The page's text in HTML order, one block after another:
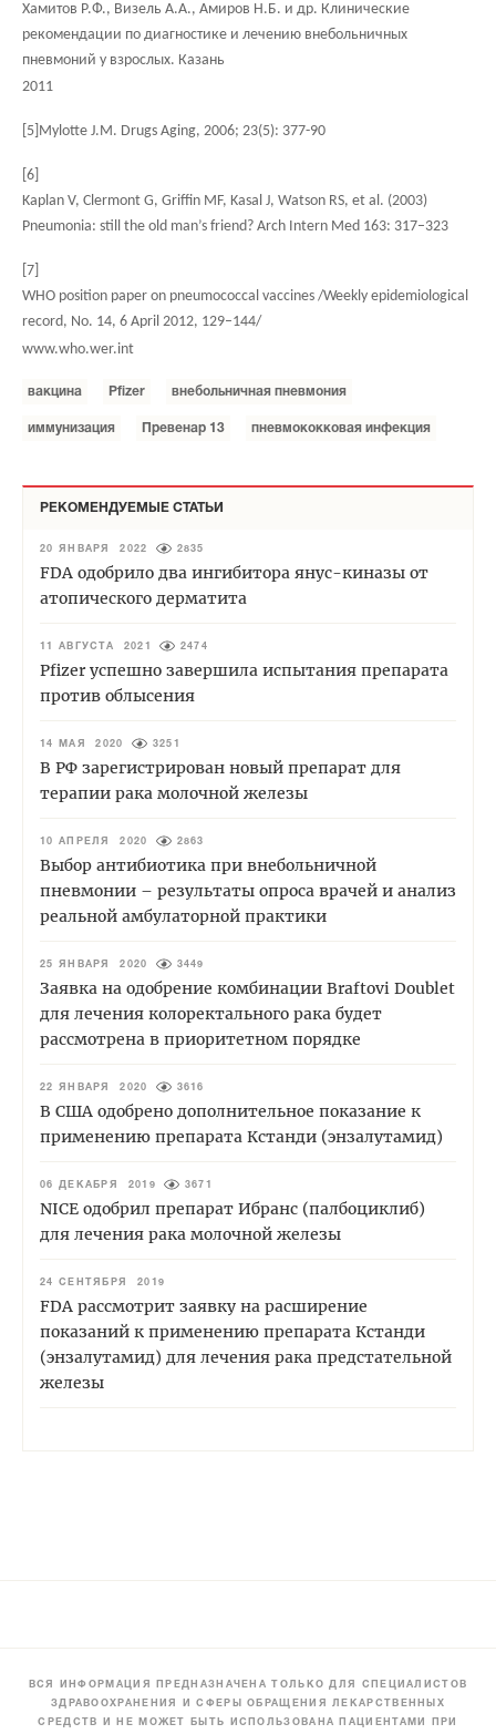
Хамитов Р.Ф., Визель А.А., Амиров Н.Б. и др. Клинические
рекомендации по диагностике и лечению внебольничных
пневмоний у взрослых. Казань
2011
[5] Mylotte J.M. Drugs Aging, 2006; 23(5): 377-90
[6]
Kaplan V, Clermont G, Griffin MF, Kasal J, Watson RS, et al. (2003)
Pneumonia: still the old man’s friend? Arch Intern Med 163: 317–323
[7]
WHO position paper on pneumococcal vaccines /Weekly epidemiological
record, No. 14, 6 April 2012, 129–144/
www.who.wer.int
вакцина Pfizer внебольничная пневмония
иммунизация Превенар 13 пневмококковая инфекция
РЕКОМЕНДУЕМЫЕ СТАТЬИ
20 ЯНВАРЯ 2022 2835
FDA одобрило два ингибитора янус-киназы от
атопического дерматита
11 АВГУСТА 2021 2474
Pfizer успешно завершила испытания препарата
против облысения
14 МАЯ 2020 3251
В РФ зарегистрирован новый препарат для
терапии рака молочной железы
10 АПРЕЛЯ 2020 2863
Выбор антибиотика при внебольничной
пневмонии – результаты опроса врачей и анализ
реальной амбулаторной практики
25 ЯНВАРЯ 2020 3449
Заявка на одобрение комбинации Braftovi Doublet
для лечения колоректального рака будет
рассмотрена в приоритетном порядке
22 ЯНВАРЯ 2020 3616
В США одобрено дополнительное показание к
применению препарата Кстанди (энзалутамид)
06 ДЕКАБРЯ 2019 3671
NICE одобрил препарат Ибранс (палбоциклиб)
для лечения рака молочной железы
24 СЕНТЯБРЯ 2019
FDA рассмотрит заявку на расширение
показаний к применению препарата Кстанди
(энзалутамид) для лечения рака предстательной
железы
ВСЯ ИНФОРМАЦИЯ ПРЕДНАЗНАЧЕНА ТОЛЬКО ДЛЯ СПЕЦИАЛИСТОВ
ЗДРАВООХРАНЕНИЯ И СФЕРЫ ОБРАЩЕНИЯ ЛЕКАРСТВЕННЫХ
СРЕДСТВ И НЕ МОЖЕТ БЫТЬ ИСПОЛЬЗОВАНА ПАЦИЕНТАМИ ПРИ